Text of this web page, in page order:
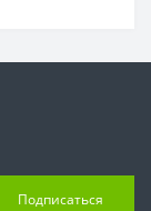
Подписаться